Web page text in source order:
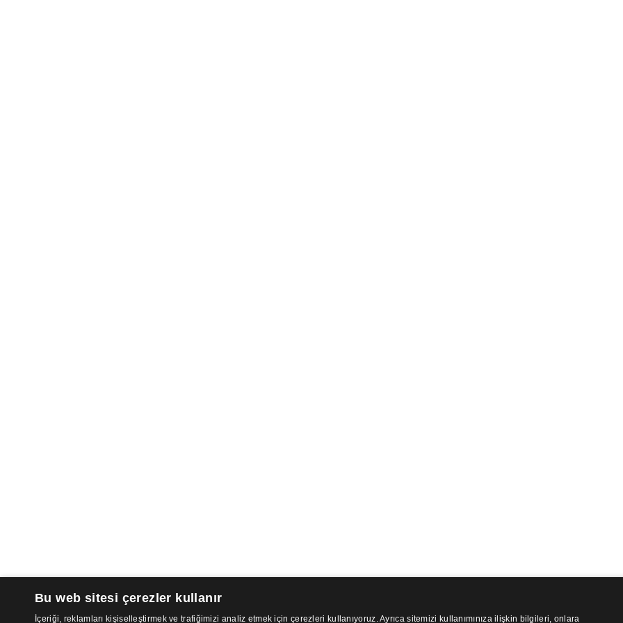
Bu web sitesi çerezler kullanır
İçeriği, reklamları kişiselleştirmek ve trafiğimizi analiz etmek için çerezleri kullanıyoruz. Ayrıca sitemizi kullanımınıza ilişkin bilgileri, onlara